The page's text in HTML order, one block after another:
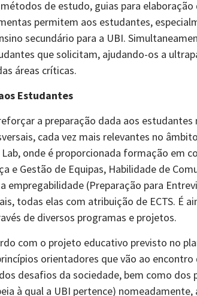
de estudo, guias para
permitem aos estudantes,
secundário para a UBI.
que solicitam, ajudando-os a
áreas críticas.
Estudantes
a preparação dada aos
cada vez mais relevantes no
onde é proporcionada formação em
e Gestão de Equipas, Habilidade de
empregabilidade (Preparação para
todas elas com atribuição de ECTS. É
de diversos programas e projetos.
com o projeto educativo previsto no
orientadores que vão ao
desafios da sociedade, bem como dos
à qual a UBI pertence)